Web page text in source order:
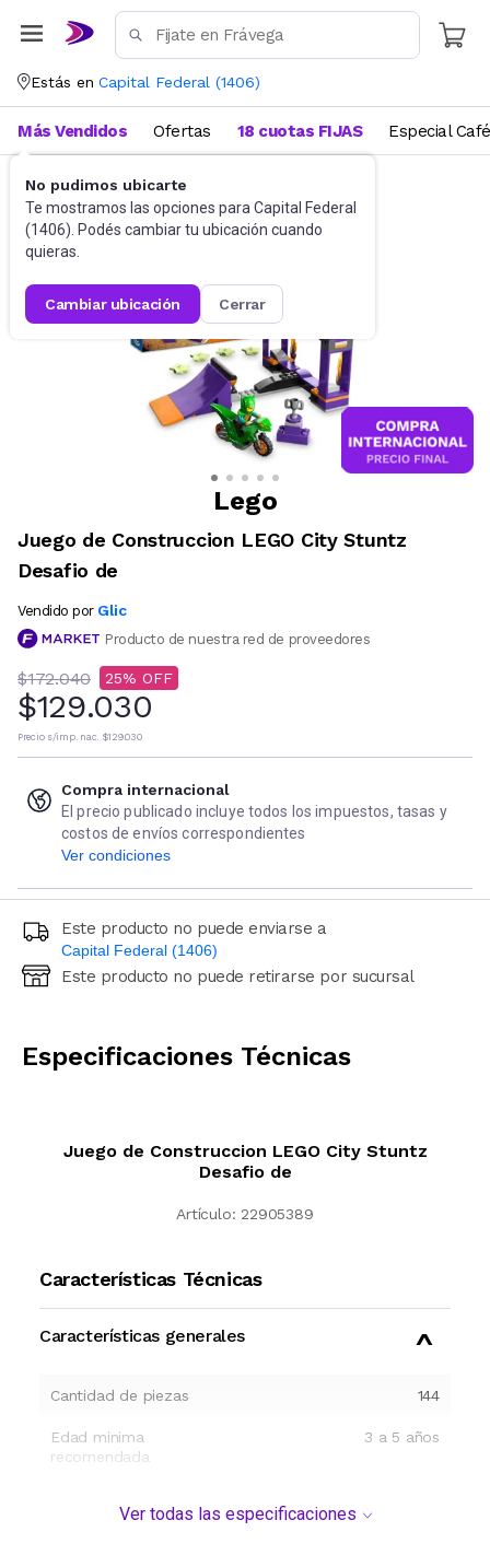
Estás en Capital Federal (1406)
No pudimos ubicarte
Te mostramos las opciones para Capital Federal
(1406). Podés cambiar tu ubicación cuando
quieras.
cambiar ubicación cerrar
Más Vendidos Ofertas 18 cuotas FIJAS Especial Café
Juguetes y Juegos
Lego
Juego de Construccion LEGO City Stuntz
Desafio de
Vendido por Glic
Producto de nuestra red de proveedores
$172.040 25
$129.030
Precio s/imp. nac. $129.030
Compra internacional
El precio publicado incluye todos los impuestos, tasas y
costos de envíos correspondientes
Ver condiciones
Este producto no puede enviarse a
Capital Federal (1406)
Ingresá código postal (sólo números)
Este producto no puede retirarse por sucursal
Especificaciones Técnicas
Juego de Construccion LEGO City Stuntz
Desafio de
Artículo: 22905389
Características Técnicas
Características generales
Cantidad de piezas 144
Edad minima
recomendada
3 a 5 años
Ver todas las especificaciones